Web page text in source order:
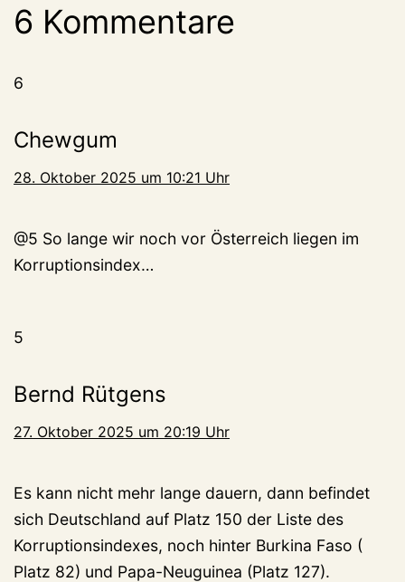
6 Kommentare
6
Chewgum
28. Oktober 2025 um 10:21 Uhr
@5 So lange wir noch vor Österreich liegen im
Korruptionsindex…
5
Bernd Rütgens
27. Oktober 2025 um 20:19 Uhr
Es kann nicht mehr lange dauern, dann befindet
sich Deutschland auf Platz 150 der Liste des
Korruptionsindexes, noch hinter Burkina Faso (
Platz 82) und Papa-Neuguinea (Platz 127).